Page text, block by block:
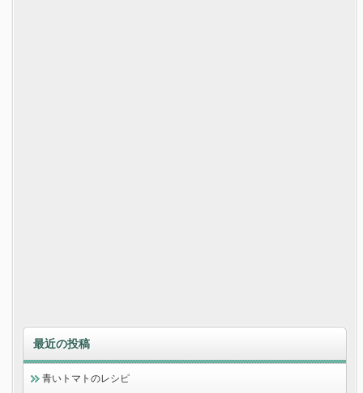
最近の投稿
青いトマトのレシピ